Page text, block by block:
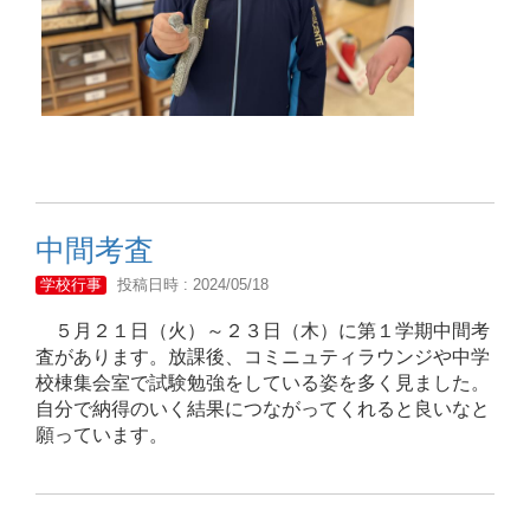
中間考査
学校行事 投稿日時 : 2024/05/18
５月２１日（火）～２３日（木）に第１学期中間考
査があります。放課後、コミニュティラウンジや中学
校棟集会室で試験勉強をしている姿を多く見ました。
自分で納得のいく結果につながってくれると良いなと
願っています。